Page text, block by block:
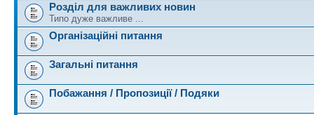
Розділ для важливих новин
Типо дуже важливе ...
Організаційні питання
Загальні питання
Побажання / Пропозиції / Подяки